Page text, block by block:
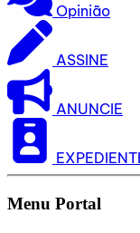
Opinião
ASSINE
ANUNCIE
Menu Portal